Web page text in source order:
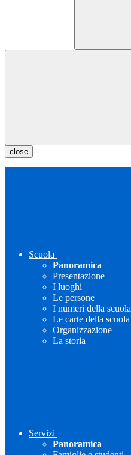
close
Scuola
Panoramica
Presentazione
I luoghi
Le persone
I numeri della scuola
Le carte della scuola
Organizzazione
La storia
Servizi
Panoramica